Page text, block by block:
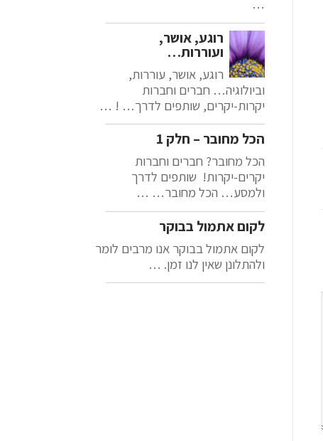
…
רוגע, אושר,
ועוררות…
רוגע, אושר, עוררות,
וביולוגיה… חברים וחברות
יקרות-יקרים, שותפים לדרך… ! …
הכל מחובר – חלק 1
הכל מחובר? חברים וחברות
יקרים-יקרות! שותפים לדרך
ולמסע… הכל מחובר… …
לקום אתמול בבוקר
לקום אתמול בבוקר אנו מרבים לומר
ולהתלונן שאין לנו זמן. …